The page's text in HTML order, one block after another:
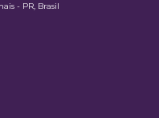
- PR, Brasil